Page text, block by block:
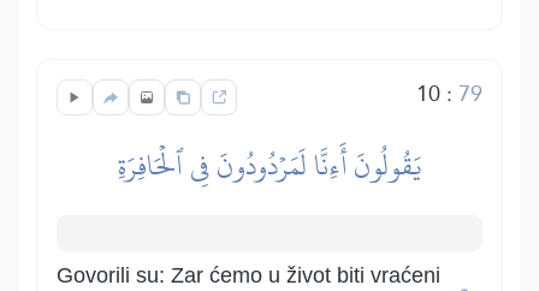
10: 79
يَقُولُونَ أَءِنَّا لَمَرۡدُودُونَ فِي ٱلۡحَافِرَةِ
Govorili su: Zar ćemo u život biti vraćeni